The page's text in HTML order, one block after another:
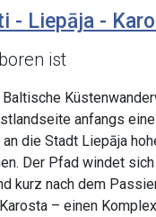
- Liepāja -
ist
anfangs
die Stadt Liepāja
Der Pfad windet
kurz nach dem
– einen